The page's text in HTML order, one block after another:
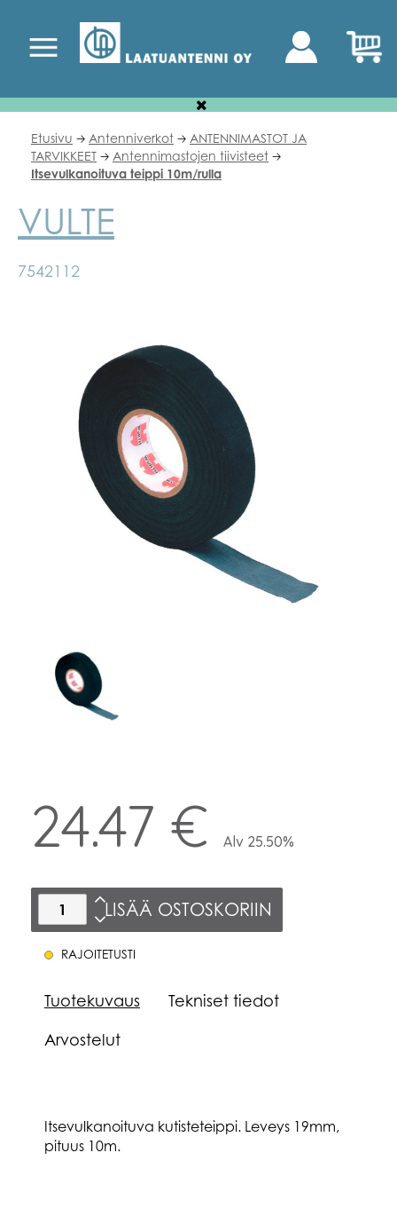
Etusivu 🡢 Antenniverkot 🡢 ANTENNIMASTOT JA
TARVIKKEET 🡢 Antennimastojen tiivisteet 🡢
Itsevulkanoituva teippi 10m/rulla
VULTE
7542112
24.47 € Alv 25.50%
LISÄÄ OSTOSKORIIN
RAJOITETUSTI
Tuotekuvaus
Tekniset tiedot
Arvostelut
Itsevulkanoituva kutisteteippi. Leveys 19mm,
pituus 10m.